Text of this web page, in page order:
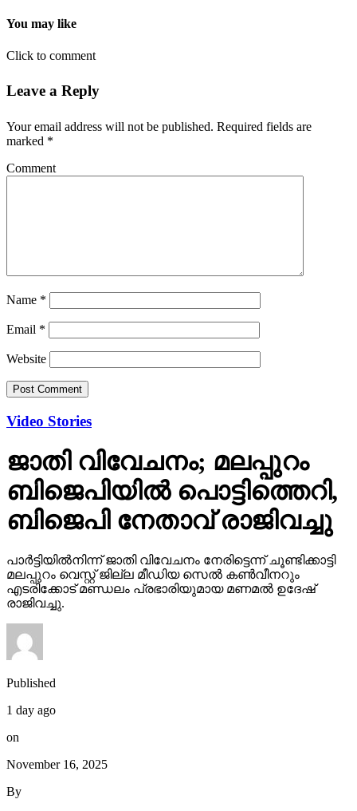
You may like
Click to comment
Leave a Reply
Your email address will not be published. Required fields are
marked *
Comment
Name *
Email *
Website
Video Stories
ജാതി വിവേചനം; മലപ്പുറം
ബിജെപിയില്‍ പൊട്ടിത്തെറി,
ബിജെപി നേതാവ് രാജിവച്ചു
പാര്‍ട്ടിയില്‍നിന്ന് ജാതി വിവേചനം നേരിട്ടെന്ന് ചൂണ്ടിക്കാട്ടി
മലപ്പുറം വെസ്റ്റ് ജില്ല മീഡിയ സെല്‍ കണ്‍വീനറും
എടരിക്കോട് മണ്ഡലം പ്രഭാരിയുമായ മണമല്‍ ഉദേഷ്
രാജിവച്ചു.
Published
1 day ago
on
November 16, 2025
By